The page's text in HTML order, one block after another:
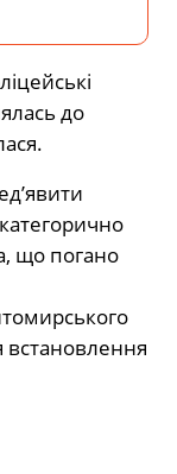
до
що погано
встановлення